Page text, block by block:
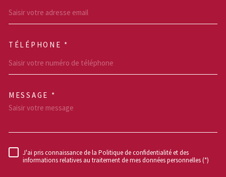
TÉLÉPHONE *
MESSAGE *
RÈGLEMENTATION
J'ai pris connaissance de la Politique de confidentialité et des
informations relatives au traitement de mes données personnelles (*)